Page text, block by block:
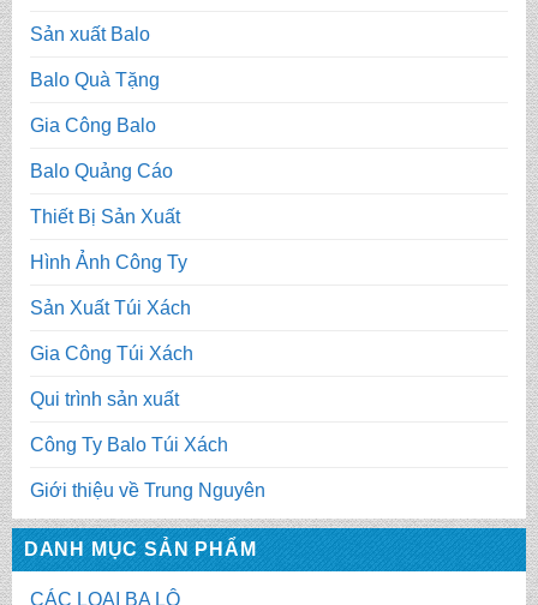
Sản xuất Balo
Balo Quà Tặng
Gia Công Balo
Balo Quảng Cáo
Thiết Bị Sản Xuất
Hình Ảnh Công Ty
Sản Xuất Túi Xách
Gia Công Túi Xách
Qui trình sản xuất
Công Ty Balo Túi Xách
Giới thiệu về Trung Nguyên
DANH MỤC SẢN PHẨM
CÁC LOẠI BA LÔ